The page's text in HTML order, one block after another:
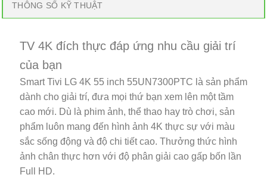
THÔNG SỐ KỸ THUẬT
TV 4K đích thực đáp ứng nhu cầu giải trí
của bạn
Smart Tivi LG 4K 55 inch 55UN7300PTC là sản phẩm
dành cho giải trí, đưa mọi thứ bạn xem lên một tầm
cao mới. Dù là phim ảnh, thể thao hay trò chơi, sản
phẩm luôn mang đến hình ảnh 4K thực sự với màu
sắc sống động và độ chi tiết cao. Thưởng thức hình
ảnh chân thực hơn với độ phân giải cao gấp bốn lần
Full HD.